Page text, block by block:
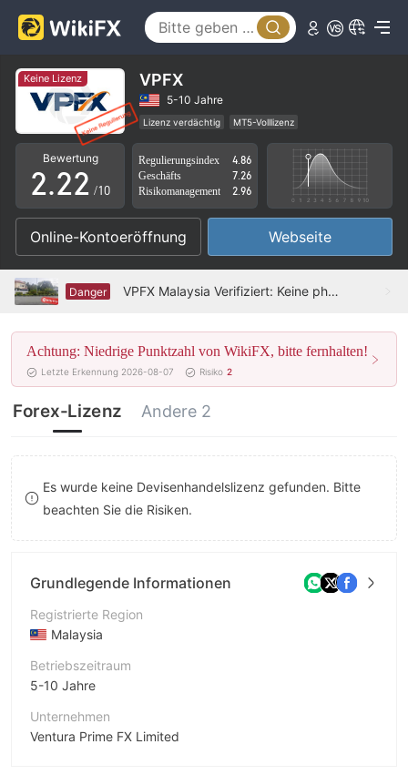
Keine Lizenz VPFX
5-10 Jahre
Lizenz verdächtig
MT5-Volllizenz
Globales Geschäft
Hohes potenzielles Risiko
Bewertung
0
1
2
3
4
5
6
7
8
.
0
1
2
3
4
5
6
7
8
9
0
1
2
3
4
5
6
7
8
9
/10
Regulierungsindex
4.86
Geschäfts
7.26
Risikomanagement
2.96
Online-Kontoeröffnung Webseite
Danger VPFX Malaysia Verifiziert: Keine physische Präsenz festgestellt
Achtung: Niedrige Punktzahl von WikiFX, bitte fernhalten!
Letzte Erkennung 2026-08-07 Risiko 2
Forex-Lizenz Andere 2
Es wurde keine Devisenhandelslizenz gefunden. Bitte
beachten Sie die Risiken.
Grundlegende Informationen
Registrierte Region
Malaysia
Betriebszeitraum
5-10 Jahre
Unternehmen
Ventura Prime FX Limited